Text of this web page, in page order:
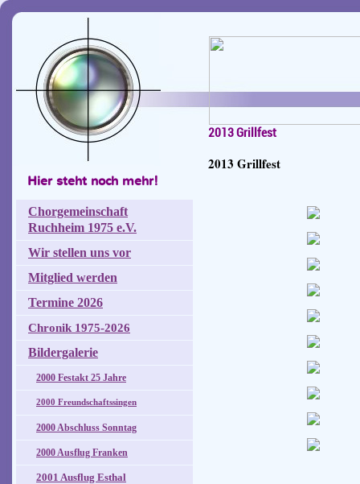
Hier steht noch mehr!
Chorgemeinschaft
Ruchheim 1975 e.V.
Wir stellen uns vor
Mitglied werden
Termine 2026
Chronik 1975-2026
Bildergalerie
2000 Festakt 25 Jahre
2000 Freundschaftssingen
2000 Abschluss Sonntag
2000 Ausflug Franken
2001 Ausflug Esthal
2013 Grillfest
2013 Grillfest